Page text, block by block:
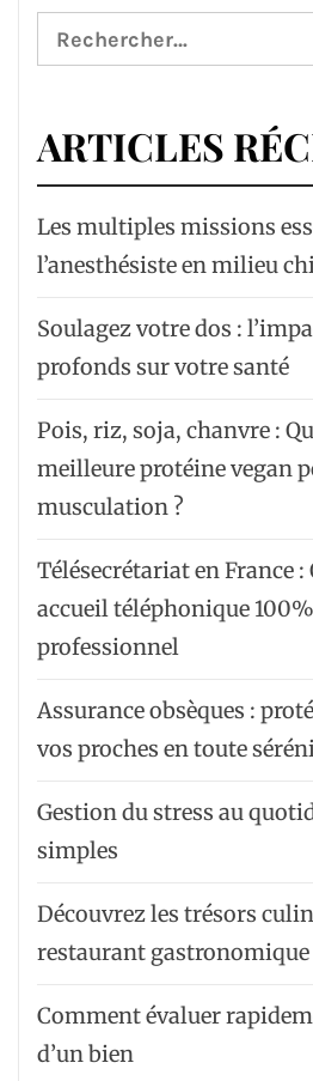
Rechercher :
ARTICLES
Les multiples missions
l’anesthésiste en milieu
Soulagez votre dos :
profonds sur votre santé
Pois, riz, soja, chanvre :
meilleure protéine vegan
musculation ?
Télésecrétariat en France
accueil téléphonique
professionnel
Assurance obsèques :
vos proches en toute
Gestion du stress au
simples
Découvrez les trésors
restaurant
Comment évaluer
d’un bien